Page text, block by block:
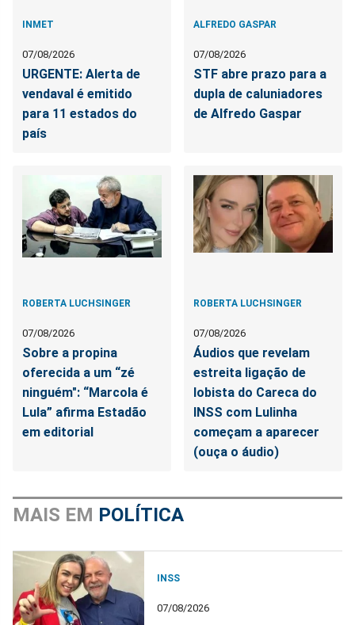
INMET
07/08/2026
URGENTE: Alerta de
vendaval é emitido
para 11 estados do
país
ALFREDO GASPAR
07/08/2026
STF abre prazo para a
dupla de caluniadores
de Alfredo Gaspar
ROBERTA LUCHSINGER
07/08/2026
Sobre a propina
oferecida a um “zé
ninguém": “Marcola é
Lula” afirma Estadão
em editorial
ROBERTA LUCHSINGER
07/08/2026
Áudios que revelam
estreita ligação de
lobista do Careca do
INSS com Lulinha
começam a aparecer
(ouça o áudio)
MAIS EM POLÍTICA
INSS
07/08/2026